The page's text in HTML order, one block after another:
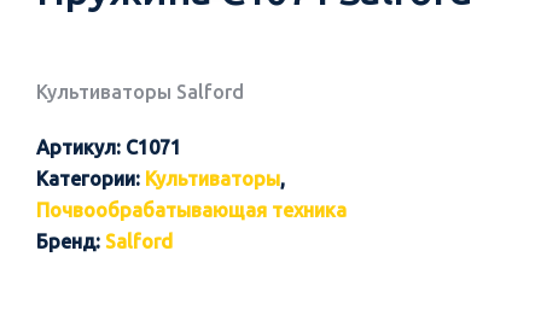
Культиваторы Salford
Артикул: C1071
Категории: Культиваторы,
Почвообрабатывающая техника
Бренд: Salford